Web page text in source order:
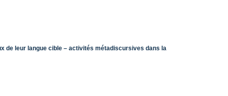
de leur langue cible – activités métadiscursives dans la